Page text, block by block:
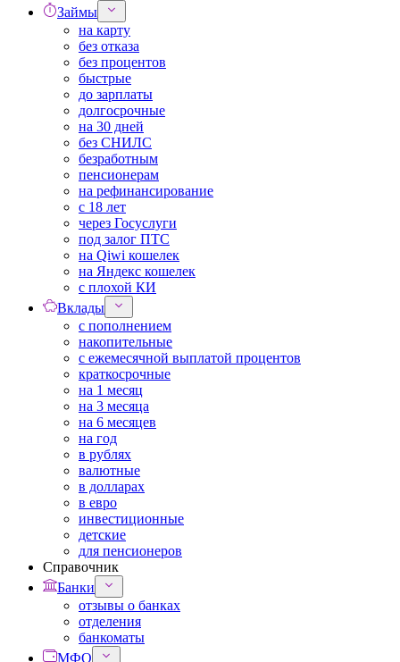
Займы
на карту
без отказа
без процентов
быстрые
до зарплаты
долгосрочные
на 30 дней
без СНИЛС
безработным
пенсионерам
на рефинансирование
с 18 лет
через Госуслуги
под залог ПТС
на Qiwi кошелек
на Яндекс кошелек
с плохой КИ
Вклады
с пополнением
накопительные
с ежемесячной выплатой процентов
краткосрочные
на 1 месяц
на 3 месяца
на 6 месяцев
на год
в рублях
валютные
в долларах
в евро
инвестиционные
детские
для пенсионеров
Справочник
Банки
отзывы о банках
отделения
банкоматы
МФО